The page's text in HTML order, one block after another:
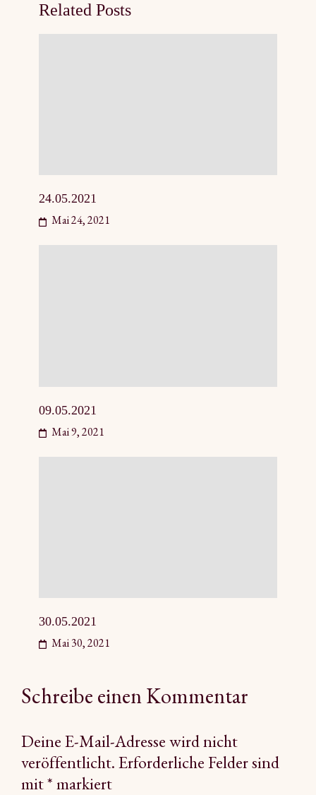
Related Posts
24.05.2021
Mai 24, 2021
09.05.2021
Mai 9, 2021
30.05.2021
Mai 30, 2021
Schreibe einen Kommentar
Deine E-Mail-Adresse wird nicht
veröffentlicht.Erforderliche Felder sind
mit*markiert